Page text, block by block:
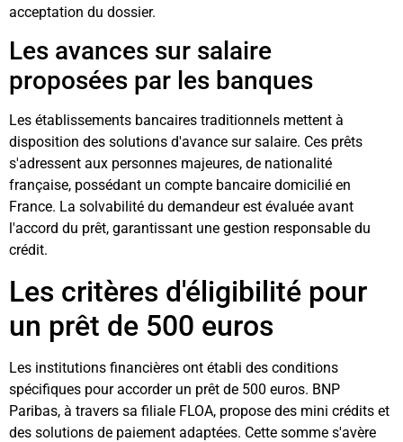
acceptation du dossier.
Les avances sur salaire
proposées par les banques
Les établissements bancaires traditionnels mettent à
disposition des solutions d'avance sur salaire. Ces prêts
s'adressent aux personnes majeures, de nationalité
française, possédant un compte bancaire domicilié en
France. La solvabilité du demandeur est évaluée avant
l'accord du prêt, garantissant une gestion responsable du
crédit.
Les critères d'éligibilité pour
un prêt de 500 euros
Les institutions financières ont établi des conditions
spécifiques pour accorder un prêt de 500 euros. BNP
Paribas, à travers sa filiale FLOA, propose des mini crédits et
des solutions de paiement adaptées. Cette somme s'avère